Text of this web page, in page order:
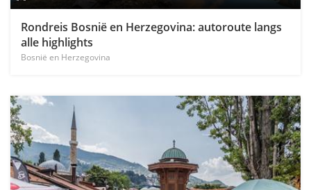
Rondreis Bosnië en Herzegovina: autoroute langs
alle highlights
Bosnië en Herzegovina